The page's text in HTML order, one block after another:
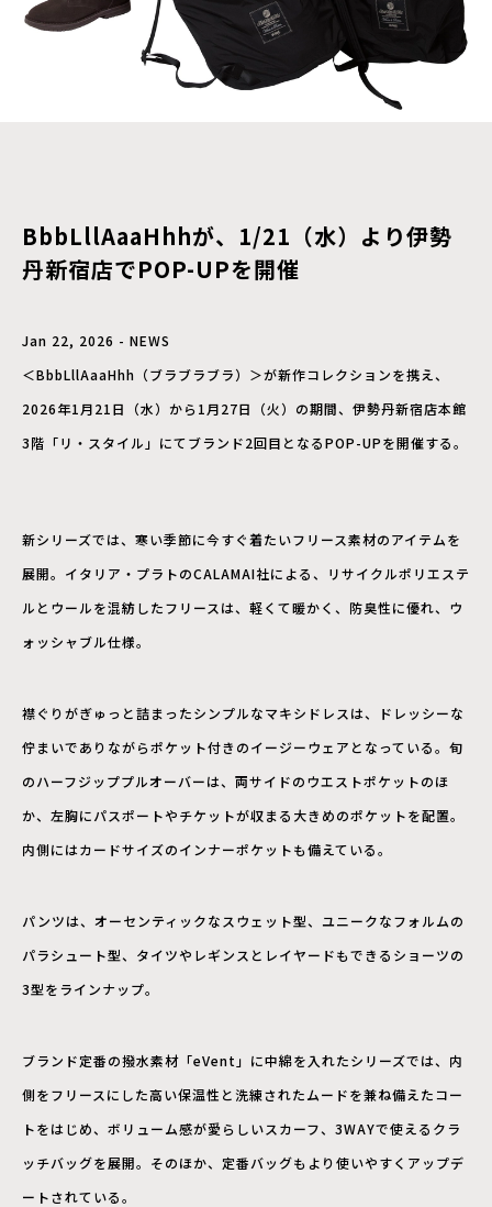
BbbLllAaaHhhが、1/21（水）より伊勢
丹新宿店でPOP-UPを開催
Jan 22, 2026 - NEWS
＜BbbLllAaaHhh（ブラブラブラ）＞が新作コレクションを携え、
2026年1月21日（水）から1月27日（火）の期間、伊勢丹新宿店本館
3階「リ・スタイル」にてブランド2回目となるPOP-UPを開催する。
新シリーズでは、寒い季節に今すぐ着たいフリース素材のアイテムを
展開。イタリア・プラトのCALAMAI社による、リサイクルポリエステ
ルとウールを混紡したフリースは、軽くて暖かく、防臭性に優れ、ウ
ォッシャブル仕様。
襟ぐりがぎゅっと詰まったシンプルなマキシドレスは、ドレッシーな
佇まいでありながらポケット付きのイージーウェアとなっている。旬
のハーフジッププルオーバーは、両サイドのウエストポケットのほ
か、左胸にパスポートやチケットが収まる大きめのポケットを配置。
内側にはカードサイズのインナーポケットも備えている。
パンツは、オーセンティックなスウェット型、ユニークなフォルムの
パラシュート型、タイツやレギンスとレイヤードもできるショーツの
3型をラインナップ。
ブランド定番の撥水素材「eVent」に中綿を入れたシリーズでは、内
側をフリースにした高い保温性と洗練されたムードを兼ね備えたコー
トをはじめ、ボリューム感が愛らしいスカーフ、3WAYで使えるクラ
ッチバッグを展開。そのほか、定番バッグもより使いやすくアップデ
ートされている。